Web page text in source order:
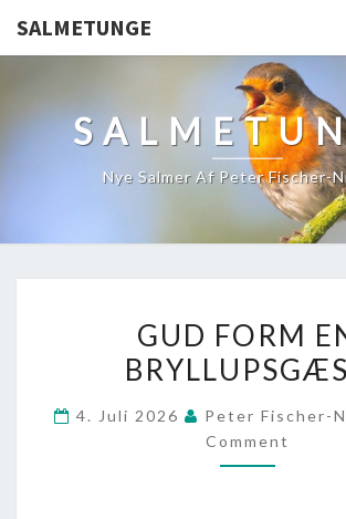
SALMETUNGE
Nye Salmer Af Peter Fischer-
FORM
EN
GUD FORM
4. Juli 2026 Peter Fischer-
Comment